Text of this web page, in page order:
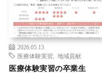
2026.05.13
医療体験実習
地域貢献
医療体験実習の卒業生